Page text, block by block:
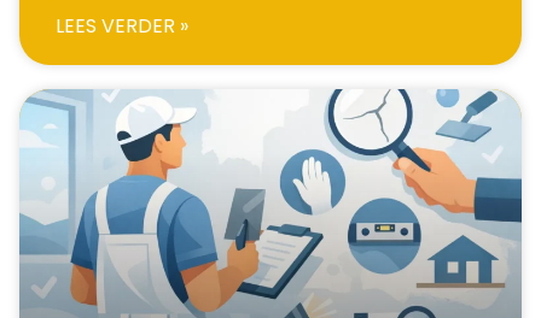
LEES VERDER »